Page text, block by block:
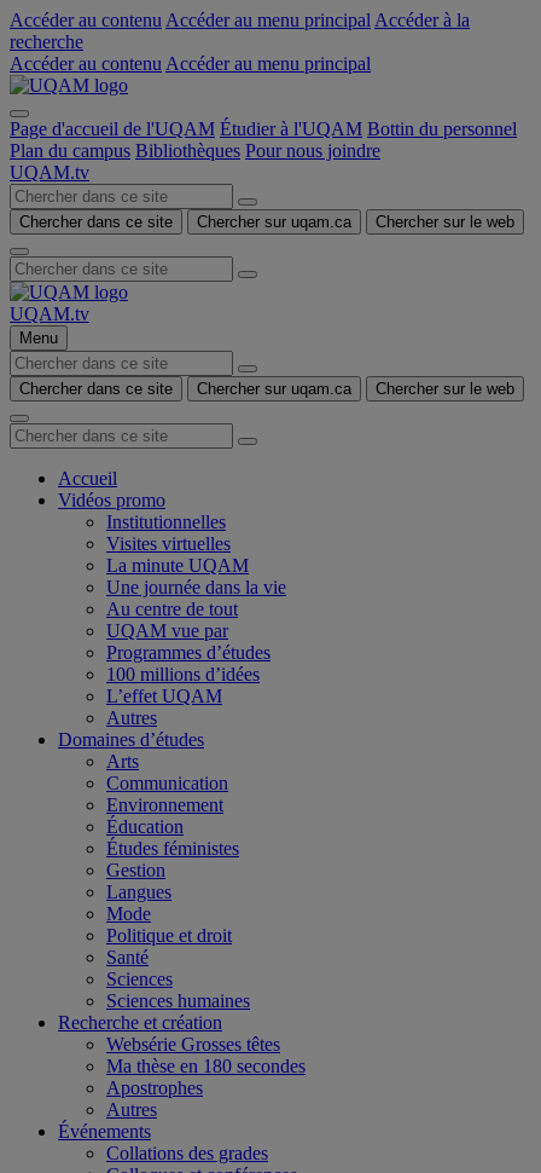
Accéder au contenu Accéder au menu principal Accéder à la
recherche
Accéder au contenu Accéder au menu principal
Page d'accueil de l'UQAM Étudier à l'UQAM Bottin du personnel
Plan du campus Bibliothèques Pour nous joindre
UQAM.tv
Chercher dans ce site Chercher sur uqam.ca Chercher sur le web
UQAM.tv
Menu
Chercher dans ce site Chercher sur uqam.ca Chercher sur le web
Accueil
Vidéos promo
Institutionnelles
Visites virtuelles
La minute UQAM
Une journée dans la vie
Au centre de tout
UQAM vue par
Programmes d’études
100 millions d’idées
L’effet UQAM
Autres
Domaines d’études
Arts
Communication
Environnement
Éducation
Études féministes
Gestion
Langues
Mode
Politique et droit
Santé
Sciences
Sciences humaines
Recherche et création
Websérie Grosses têtes
Ma thèse en 180 secondes
Apostrophes
Autres
Événements
Collations des grades